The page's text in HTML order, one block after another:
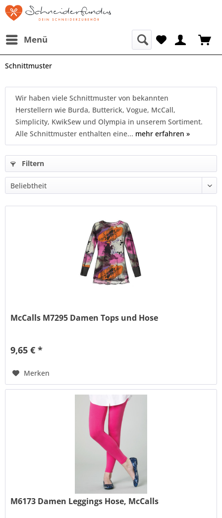
Menü
Schnittmuster
Wir haben viele Schnittmuster von bekannten
Herstellern wie Burda, Butterick, Vogue, McCall,
Simplicity, KwikSew und Olympia in unserem Sortiment.
Alle Schnittmuster enthalten eine... mehr erfahren »
Filtern
McCalls M7295 Damen Tops und Hose
9,65 € *
Merken
M6173 Damen Leggings Hose, McCalls